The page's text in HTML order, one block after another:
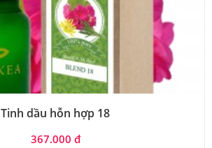
Tinh dầu hỗn hợp 18
367.000 đ